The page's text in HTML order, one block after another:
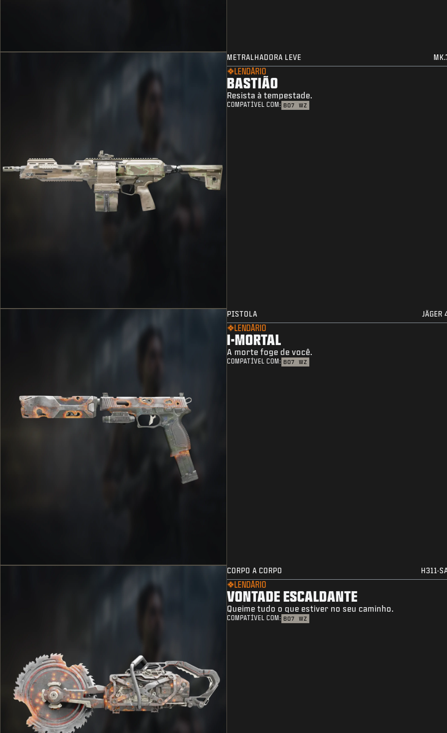
METRALHADORA LEVE
LENDÁRIO
BASTIÃO
Resista à tempestade.
COMPATÍVEL COM: BO7 WZ
PISTOLA JÄGER
LENDÁRIO
I-MORTAL
A morte foge de você.
COMPATÍVEL COM: BO7 WZ
CORPO A CORPO H311-
LENDÁRIO
VONTADE ESCALDANTE
Queime tudo o que estiver no seu caminho.
COMPATÍVEL COM: BO7 WZ